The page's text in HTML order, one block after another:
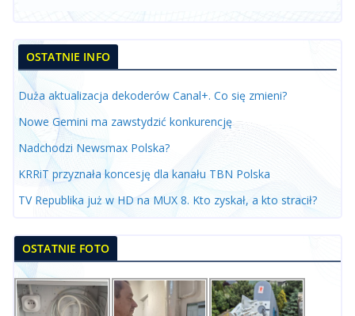
OSTATNIE INFO
Duża aktualizacja dekoderów Canal+. Co się zmieni?
Nowe Gemini ma zawstydzić konkurencję
Nadchodzi Newsmax Polska?
KRRiT przyznała koncesję dla kanału TBN Polska
TV Republika już w HD na MUX 8. Kto zyskał, a kto stracił?
OSTATNIE FOTO